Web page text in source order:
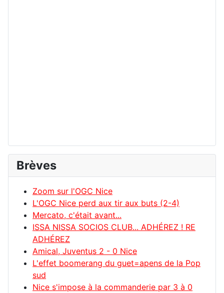
Brèves
Zoom sur l'OGC Nice
L'OGC Nice perd aux tir aux buts (2-4)
Mercato, c'était avant...
ISSA NISSA SOCIOS CLUB... ADHÉREZ ! RE
ADHÉREZ
Amical, Juventus 2 - 0 Nice
L'effet boomerang du guet=apens de la Pop
sud
Nice s'impose à la commanderie par 3 à 0